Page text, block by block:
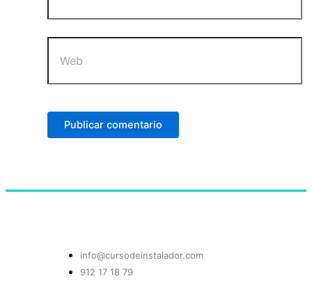
info@cursodeinstalador.com
912 17 18 79